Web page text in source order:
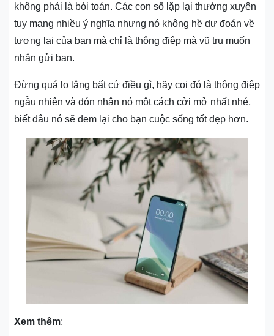
không phải là bói toán. Các con số lặp lại thường xuyên
tuy mang nhiều ý nghĩa nhưng nó không hề dự đoán về
tương lai của bạn mà chỉ là thông điệp mà vũ trụ muốn
nhắn gửi bạn.
Đừng quá lo lắng bất cứ điều gì, hãy coi đó là thông điệp
ngẫu nhiên và đón nhận nó một cách cởi mở nhất nhé,
biết đâu nó sẽ đem lại cho bạn cuộc sống tốt đẹp hơn.
Xem thêm: